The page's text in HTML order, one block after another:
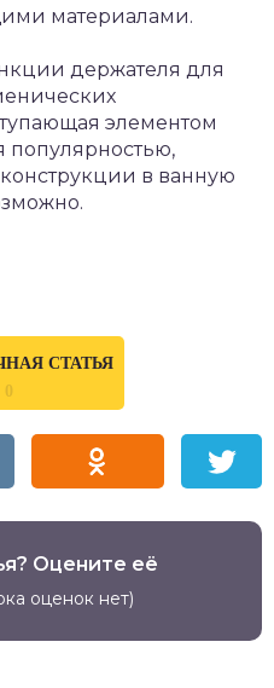
материалами.
держателя для
элементом
популярностью,
в ванную
СТАТЬЯ
0
Оцените её
оценок нет)